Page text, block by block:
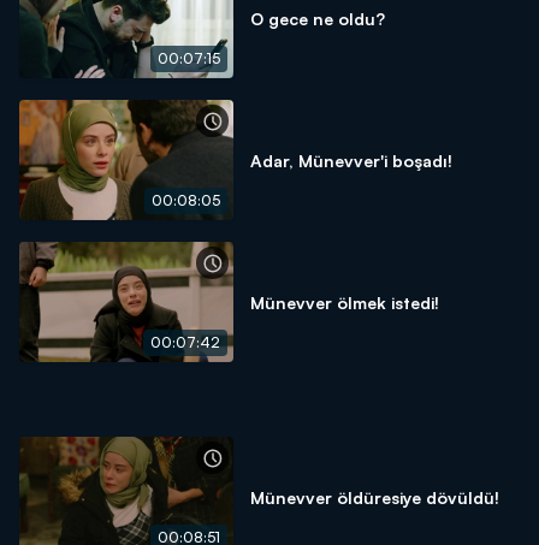
00:07:15
O gece ne oldu?
00:08:05
Adar, Münevver'i boşadı!
00:07:42
Münevver ölmek istedi!
00:08:51
Münevver öldüresiye dövüldü!